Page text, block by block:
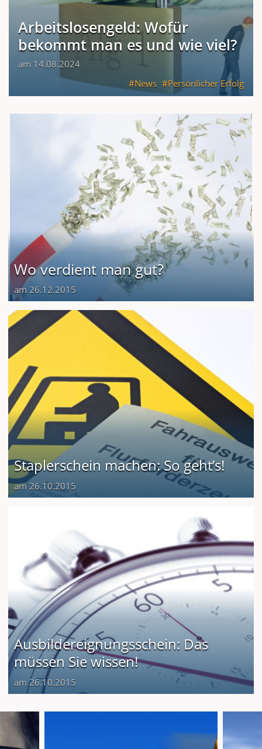
Arbeitslosengeld: Wofür
bekommt man es und wie viel?
am 14.08.2024
News
Persönlicher Erfolg
Wo verdient man gut?
am 26.12.2015
Staplerschein machen: So geht’s!
am 26.10.2015
Ausbildereignungsschein: Das
müssen Sie wissen!
am 26.10.2015